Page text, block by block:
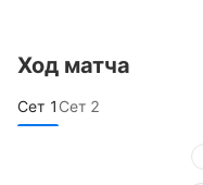
Ход матча
Сет 1 Сет 2